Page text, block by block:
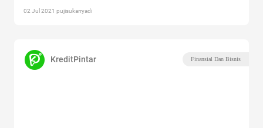
02 Jul 2021 pujisukarryadi
KreditPintar Finansial Dan Bisnis